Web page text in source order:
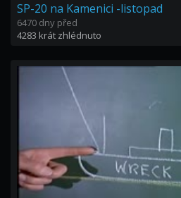
SP-20 na Kamenici -listopad
6470 dny před
4283 krát zhlédnuto